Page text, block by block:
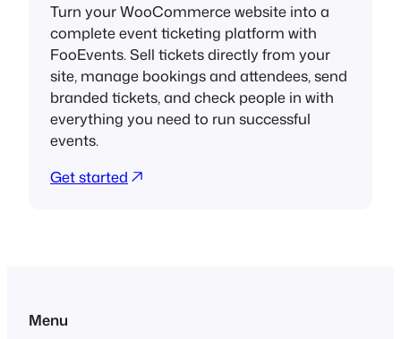
Turn your WooCommerce website into a
complete event ticketing platform with
FooEvents. Sell tickets directly from your
site, manage bookings and attendees, send
branded tickets, and check people in with
everything you need to run successful
events.
Get started
Menu